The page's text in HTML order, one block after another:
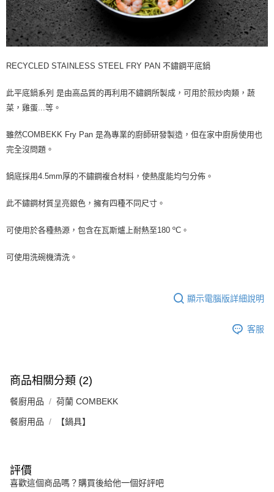
RECYCLED STAINLESS STEEL FRY PAN 不鏽鋼平底鍋
此平底鍋系列 是由高品質的再利用不鏽鋼所製成，可用於煎炒肉類，蔬
菜，雞蛋...等。
雖然COMBEKK Fry Pan 是為專業的廚師研發製造，但在家中廚房使用也
完全沒問題。
鍋底採用4.5mm厚的不鏽鋼複合材料，使熱度能均勻分佈。
此不鏽鋼材質呈亮銀色，擁有四種不同尺寸。
可使用於各種熱源，包含在瓦斯爐上耐熱至180 ºC。
可使用洗碗機清洗。
顯示電腦版詳細說明
客服
商品相關分類 (2)
餐廚用品 荷蘭 COMBEKK
餐廚用品 【鍋具】
評價
喜歡這個商品嗎？購買後給他一個好評吧